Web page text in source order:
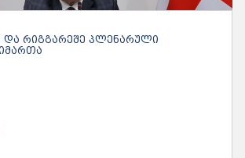
ᲓᲐ ᲠᲘᲒᲒᲐᲠᲔᲨᲔ ᲞᲚᲔᲜᲐᲠᲣᲚᲘ